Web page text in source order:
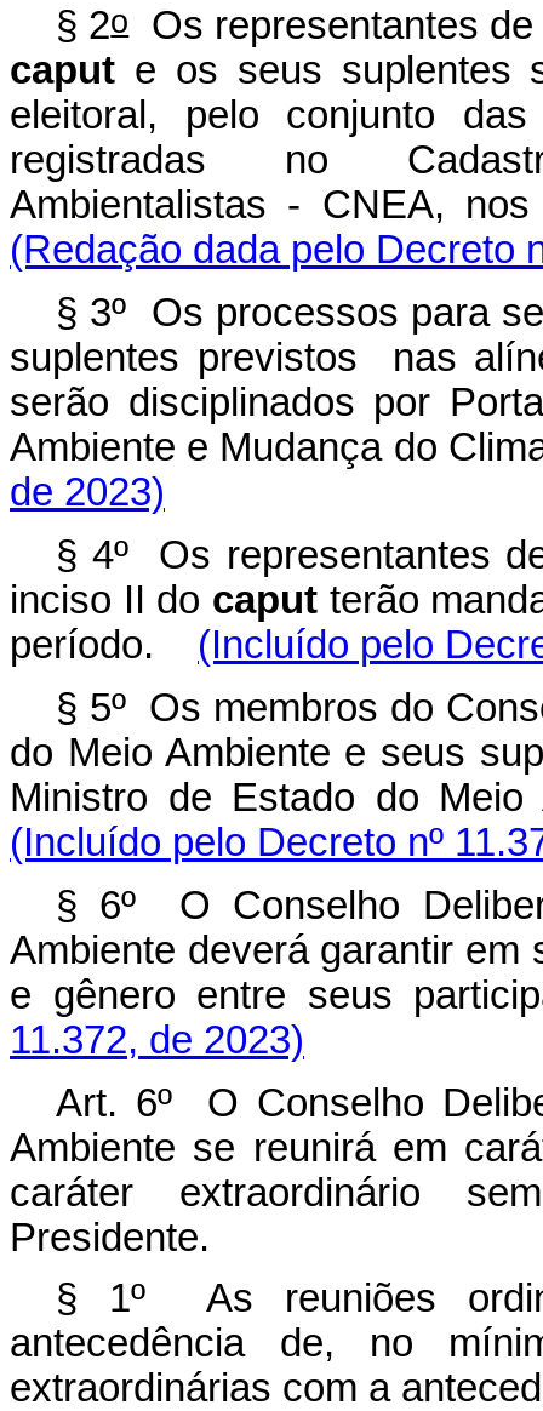
§ 2oOs representantes de
caput e os seus suplentes
eleitoral, pelo conjunto das
registradas no
Ambientalistas - CNEA,
(Redação dada pelo Decreto
§ 3º Os processos para
suplentes previstos nas
serão disciplinados por
Ambiente e Mudança do
de 2023)
§ 4º Os representantes
inciso II do caput terão
período. (Incluído pelo
§ 5º Os membros do
do Meio Ambiente e seus
Ministro de Estado do
(Incluído pelo Decreto nº
§ 6º O Conselho
Ambiente deverá garantir em
e gênero entre seus
11.372, de 2023)
Art. 6º O Conselho
Ambiente se reunirá em
caráter extraordinário
Presidente.
§ 1º As reuniões
antecedência de, no
extraordinárias com a